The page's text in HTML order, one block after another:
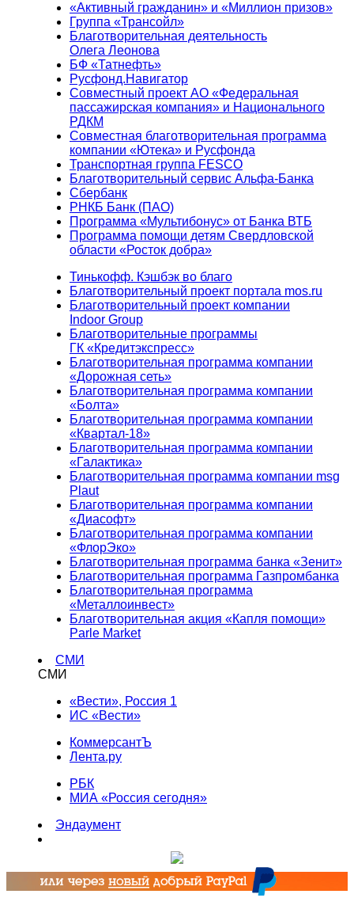
«Активный гражданин» и «Миллион призов»
Группа «Трансойл»
Благотворительная деятельность
Олега Леонова
БФ «Татнефть»
Русфонд.Навигатор
Совместный проект АО «Федеральная
пассажирская компания» и Национального
РДКМ
Совместная благотворительная программа
компании «Ютека» и Русфонда
Транспортная группа FESCO
Благотворительный сервис Альфа-Банка
Сбербанк
РНКБ Банк (ПАО)
Программа «Мультибонус» от Банка ВТБ
Программа помощи детям Свердловской
области «Росток добра»
Тинькофф. Кэшбэк во благо
Благотворительный проект портала mos.ru
Благотворительный проект компании
Indoor Group
Благотворительные программы
ГК «Кредитэкспресс»
Благотворительная программа компании
«Дорожная сеть»
Благотворительная программа компании
«Болта»
Благотворительная программа компании
«Квартал-18»
Благотворительная программа компании
«Галактика»
Благотворительная программа компании msg
Plaut
Благотворительная программа компании
«Диасофт»
Благотворительная программа компании
«ФлорЭко»
Благотворительная программа банка «Зенит»
Благотворительная программа Газпромбанка
Благотворительная программа
«Металлоинвест»
Благотворительная акция «Капля помощи»
Parle Market
СМИ
СМИ
«Вести», Россия 1
ИС «Вести»
КоммерсантЪ
Лента.ру
РБК
МИА «Россия сегодня»
Эндаумент